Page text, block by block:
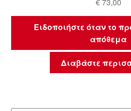
€73,00
Ειδοποιήστε όταν το
απόθεμα
Διαβάστε